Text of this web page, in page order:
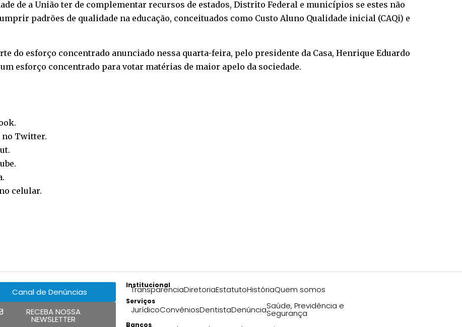
de a União ter de complementar recursos de estados, Distrito Federal e municípios se estes não
padrões de qualidade na educação, conceituados como Custo Aluno Qualidade inicial (CAQi) e
do esforço concentrado anunciado nessa quarta-feira, pelo presidente da Casa, Henrique Eduardo
esforço concentrado para votar matérias de maior apelo da sociedade.
.
no Twitter.
.
.
.
celular.
Canal de Denúncias
RECEBA NOSSA
NEWSLETTER
Institucional
TransparênciaDiretoriaEstatutoHistóriaQuem somos
Serviços
JurídicoConvêniosDentistaDenúnciaSaúde, Previdência e
Segurança
Bancos